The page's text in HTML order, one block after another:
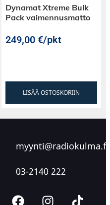
Dynamat Xtreme Bulk
Pack vaimennusmatto
249,00€/pkt
LISÄÄ OSTOSKORIIN
myynti@radiokulma.fi
03-2140 222